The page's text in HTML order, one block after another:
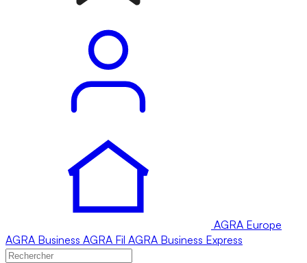
AGRA Europe
AGRA Business AGRA Fil AGRA Business Express